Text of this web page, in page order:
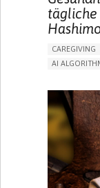
tägliche
CAREGIVING
AI
ENHANCING
RAISE